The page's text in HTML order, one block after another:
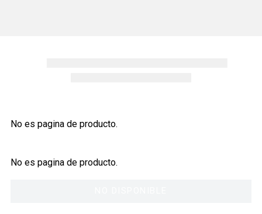
No es pagina de producto.
No es pagina de producto.